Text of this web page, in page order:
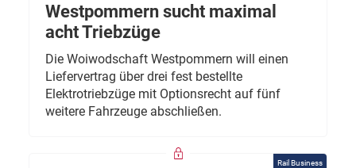
Westpommern sucht maximal
acht Triebzüge
Die Woiwodschaft Westpommern will einen
Liefervertrag über drei fest bestellte
Elektrotriebzüge mit Optionsrecht auf fünf
weitere Fahrzeuge abschließen.
Rail Business